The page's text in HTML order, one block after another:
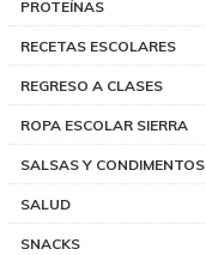
PROTEÍNAS
RECETAS ESCOLARES
REGRESO A CLASES
ROPA ESCOLAR SIERRA
SALSAS Y CONDIMENTOS
SALUD
SNACKS